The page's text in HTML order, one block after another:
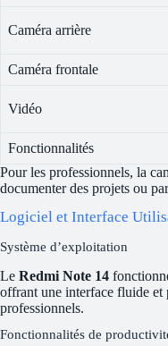
Caméra arrière
Caméra frontale
Vidéo
Fonctionnalités
Pour les professionnels, la
documenter des projets ou
Logiciel et Interface
Système d’exploitation
Le Redmi Note 14
offrant une interface fluide et
professionnels.
Fonctionnalités de